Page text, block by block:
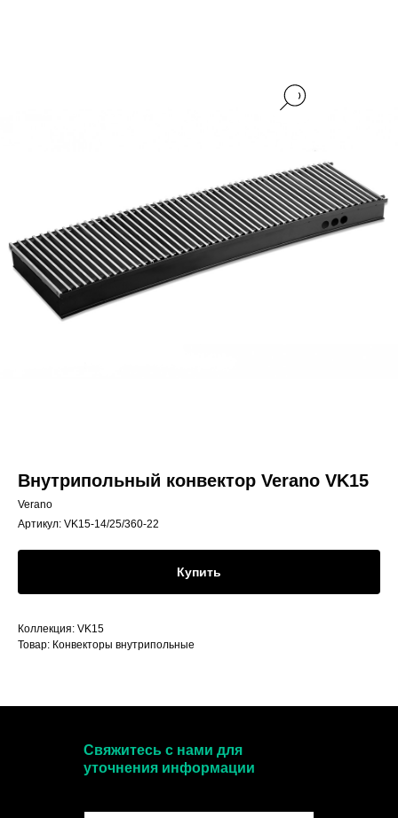
Внутрипольный конвектор Verano VK15
Verano
Артикул: VK15-14/25/360-22
Купить
Коллекция: VK15
Товар: Конвекторы внутрипольные
Свяжитесь с нами для
уточнения информации